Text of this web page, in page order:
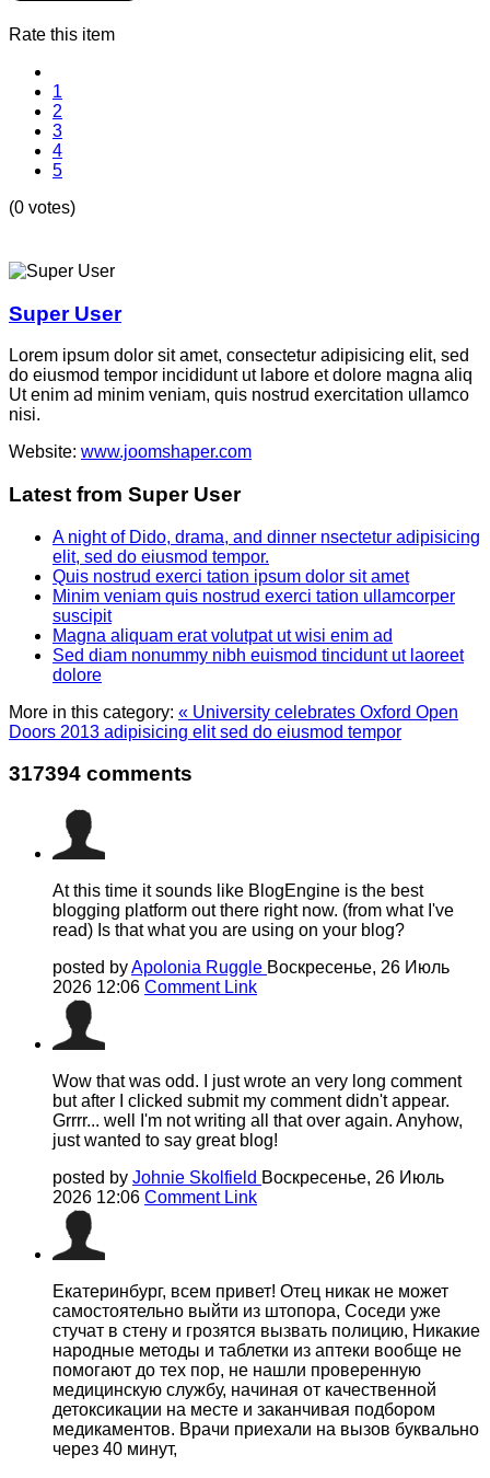
Rate this item
1
2
3
4
5
(0 votes)
Super User
Lorem ipsum dolor sit amet, consectetur adipisicing elit, sed
do eiusmod tempor incididunt ut labore et dolore magna aliq
Ut enim ad minim veniam, quis nostrud exercitation ullamco
nisi.
Website: www.joomshaper.com
Latest from Super User
A night of Dido, drama, and dinner nsectetur adipisicing
elit, sed do eiusmod tempor.
Quis nostrud exerci tation ipsum dolor sit amet
Minim veniam quis nostrud exerci tation ullamcorper
suscipit
Magna aliquam erat volutpat ut wisi enim ad
Sed diam nonummy nibh euismod tincidunt ut laoreet
dolore
More in this category: « University celebrates Oxford Open
Doors 2013 adipisicing elit sed do eiusmod tempor
317394 comments
At this time it sounds like BlogEngine is the best
blogging platform out there right now. (from what I've
read) Is that what you are using on your blog?
posted byApolonia Ruggle Воскресенье, 26 Июль
2026 12:06 Comment Link
Wow that was odd. I just wrote an very long comment
but after I clicked submit my comment didn't appear.
Grrrr... well I'm not writing all that over again. Anyhow,
just wanted to say great blog!
posted by Johnie Skolfield Воскресенье, 26 Июль
2026 12:06 Comment Link
Екатеринбург, всем привет! Отец никак не может
самостоятельно выйти из штопора, Соседи уже
стучат в стену и грозятся вызвать полицию, Никакие
народные методы и таблетки из аптеки вообще не
помогают до тех пор, не нашли проверенную
медицинскую службу, начиная от качественной
детоксикации на месте и заканчивая подбором
медикаментов. Врачи приехали на вызов буквально
через 40 минут,